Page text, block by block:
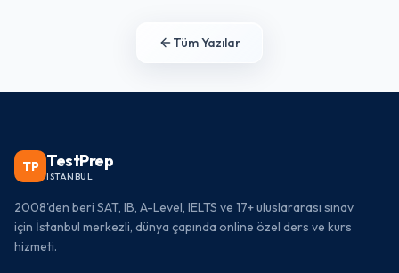
Tüm Yazılar
TP TestPrep
ISTANBUL
2008'den beri SAT, IB, A-Level, IELTS ve 17+ uluslararası sınav
için İstanbul merkezli, dünya çapında online özel ders ve kurs
hizmeti.